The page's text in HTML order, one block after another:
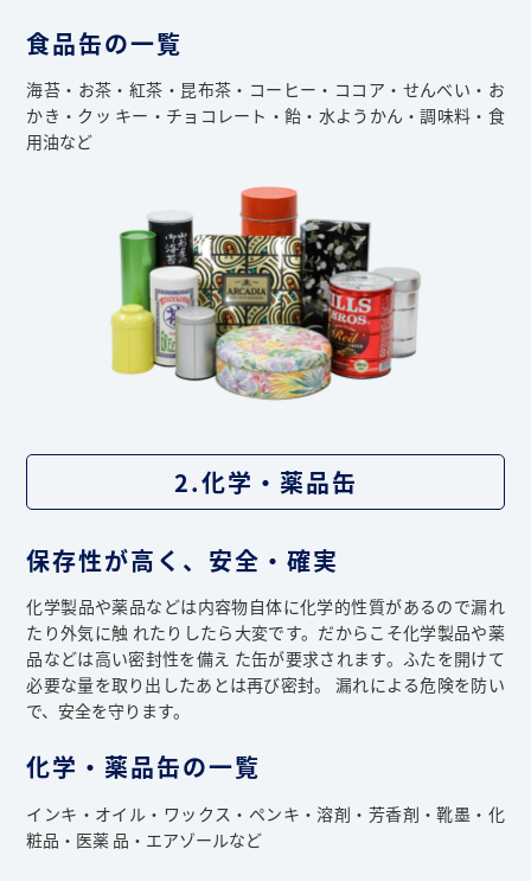
2.化学・薬品缶
保存性が高く、安全・確実
化学製品や薬品などは内容物自体に化学的性質があるので漏れ
たり外気に触 れたりしたら大変です。だからこそ化学製品や薬
品などは高い密封性を備え た缶が要求されます。ふたを開けて
必要な量を取り出したあとは再び密封。 漏れによる危険を防い
で、安全を守ります。
食品缶の一覧
化学・薬品缶の一覧
海苔・お茶・紅茶・昆布茶・コーヒー・ココア・せんべい・お
かき・クッ キー・チョコレート・飴・水ようかん・調味料・食
用油など
インキ・オイル・ワックス・ペンキ・溶剤・芳香剤・靴墨・化
粧品・医薬 品・エアゾールなど